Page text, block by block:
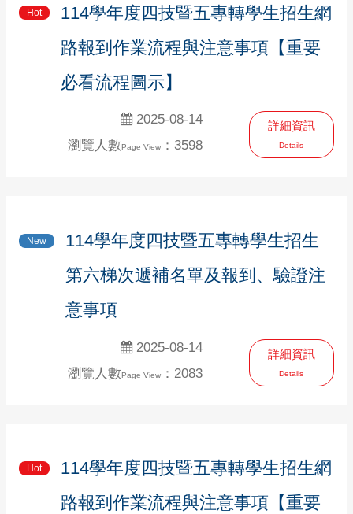
Hot
114學年度四技暨五專轉學生招生網
路報到作業流程與注意事項【重要
必看流程圖示】
2025-08-14
瀏覽人數Page View：3598
詳細資訊
Details
New
114學年度四技暨五專轉學生招生
第六梯次遞補名單及報到、驗證注
意事項
2025-08-14
瀏覽人數Page View：2083
詳細資訊
Details
Hot
114學年度四技暨五專轉學生招生網
路報到作業流程與注意事項【重要